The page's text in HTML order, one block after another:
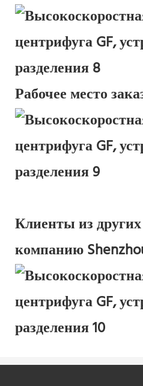
Рабочее место
Клиенты из
компанию